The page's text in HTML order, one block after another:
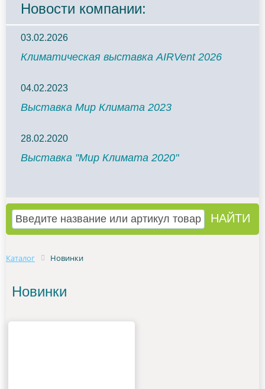
Новости компании:
03.02.2026
Климатическая выставка AIRVent 2026
04.02.2023
Выставка Мир Климата 2023
28.02.2020
Выставка "Мир Климата 2020"
Каталог Новинки
Новинки